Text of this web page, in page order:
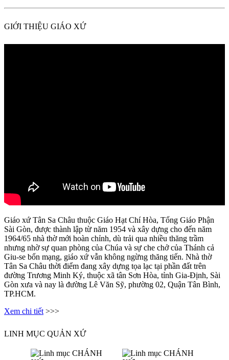
GIỚI THIỆU GIÁO XỨ
Giáo xứ Tân Sa Châu thuộc Giáo Hạt Chí Hòa, Tổng Giáo Phận
Sài Gòn, được thành lập từ năm 1954 và xây dựng cho đến năm
1964/65 nhà thờ mới hoàn chỉnh, dù trải qua nhiều thăng trầm
nhưng nhờ sự quan phòng của Chúa và sự che chở của Thánh cả
Giu-se bổn mạng, giáo xứ vẫn không ngừng thăng tiến. Nhà thờ
Tân Sa Châu thời điểm đang xây dựng tọa lạc tại phần đất trên
đường Trương Minh Ký, thuộc xã tân Sơn Hòa, tỉnh Gia-Định, Sài
Gòn xưa và nay là đường Lê Văn Sỹ, phường 02, Quận Tân Bình,
TP.HCM.
Xem chi tiết >>>
LINH MỤC QUẢN XỨ